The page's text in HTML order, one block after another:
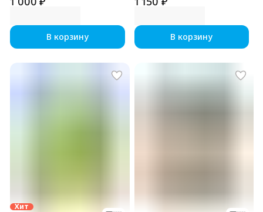
В корзину В корзину
Хит